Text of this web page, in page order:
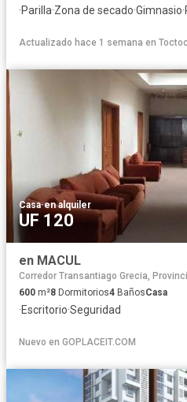
·Parilla·Zona de secado·Gimnasio·
Actualizado hace 1 semana en Toctoc
Casa·en alquiler
UF 120
en MACUL
Corredor Transantiago Grecia,
600 m²8 Dormitorios4 BañosCasa
·Escritorio·Seguridad
Nuevo en GOPLACEIT.COM